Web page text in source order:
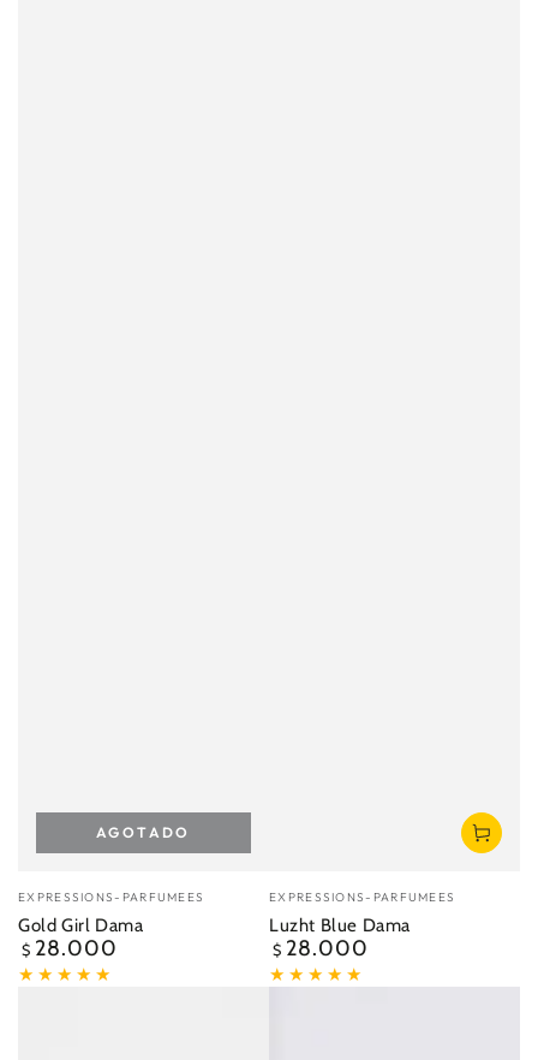
Vendedor:
EXPRESSIONS-PARFUMEES
Gold Girl Dama
Precio
regular
$ 28.000
AGOTADO
Vendedor:
EXPRESSIONS-PARFUMEES
Luzht Blue Dama
Precio
regular
$ 28.000